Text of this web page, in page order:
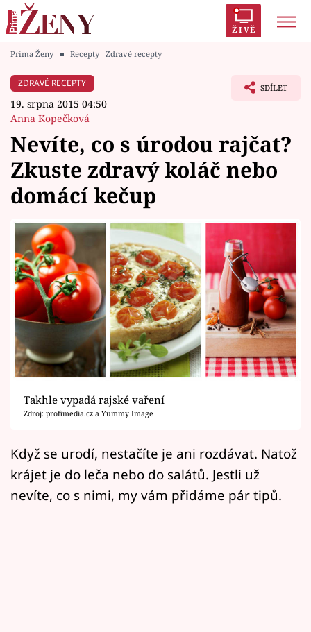
ŽIVĚ
Módní alarm
Zrádci
Témata
Celebrity
Vztahy
Seriály
Horoskopy
Sledujte prima+
Filmový festival Karlovy Vary
Pořady
Mámy sobě
Přihlášení
Prima Ženy ■ Recepty Zdravé recepty
ZDRAVÉ RECEPTY
19. srpna 2015 04:50
Anna Kopečková
SDÍLET
Nevíte, co s úrodou rajčat?
Zkuste zdravý koláč nebo
domácí kečup
Takhle vypadá rajské vaření
Zdroj: profimedia.cz a Yummy Image
Když se urodí, nestačíte je ani rozdávat. Natož
krájet je do leča nebo do salátů. Jestli už
nevíte, co s nimi, my vám přidáme pár tipů.